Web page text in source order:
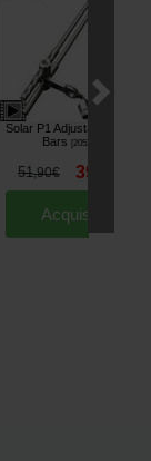
Solar P1 Adjustable Snag
Bars
[205239
51,90€ 39
Acquista